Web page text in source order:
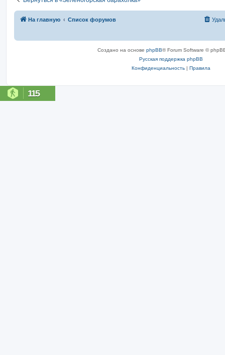
На главную Список форумов
Создано на основе phpBB® Forum Software ©
Русская поддержка phpBB
Конфиденциальность | Правила
115